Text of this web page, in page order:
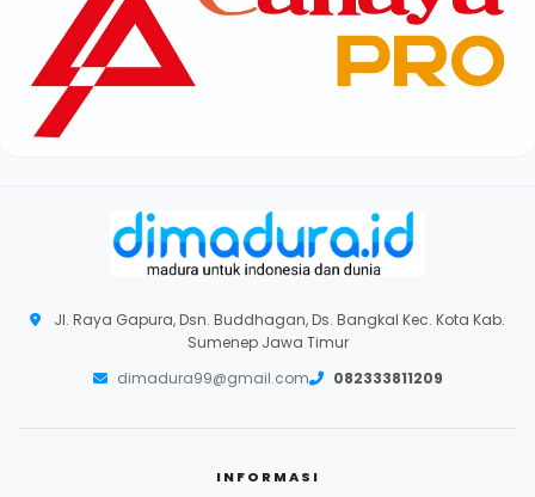
Jl. Raya Gapura, Dsn. Buddhagan, Ds. Bangkal Kec. Kota Kab.
Sumenep Jawa Timur
dimadura99@gmail.com
082333811209
INFORMASI